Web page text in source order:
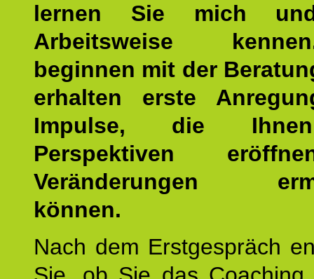
lernen Sie mich
Arbeitsweise
beginnen mit der
erhalten erste
Impulse, die
Perspektiven
Veränderungen
können.
Nach dem Erstgespräch